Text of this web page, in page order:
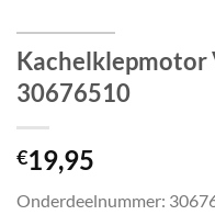
Kachelklepmotor
30676510
€19,95
Onderdeelnummer: